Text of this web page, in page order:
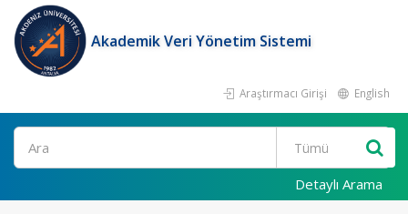
Akademik Veri Yönetim Sistemi
Araştırmacı Girişi English
Ara
Detaylı Arama